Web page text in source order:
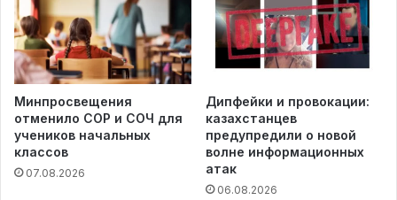
Минпросвещения
отменило СОР и СОЧ для
учеников начальных
классов
07.08.2026
Дипфейки и провокации:
казахстанцев
предупредили о новой
волне информационных
атак
06.08.2026